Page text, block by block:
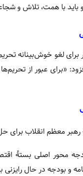
با همت، تلاش و
برای لغو خوش‌بینانه
«برای عبور از
معظم انقلاب برای
محور اصلی بستۀ
بودجه در حال رایزنی